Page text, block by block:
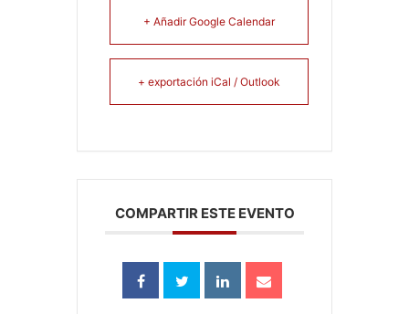
+ Añadir Google Calendar
+ exportación iCal / Outlook
COMPARTIR ESTE EVENTO